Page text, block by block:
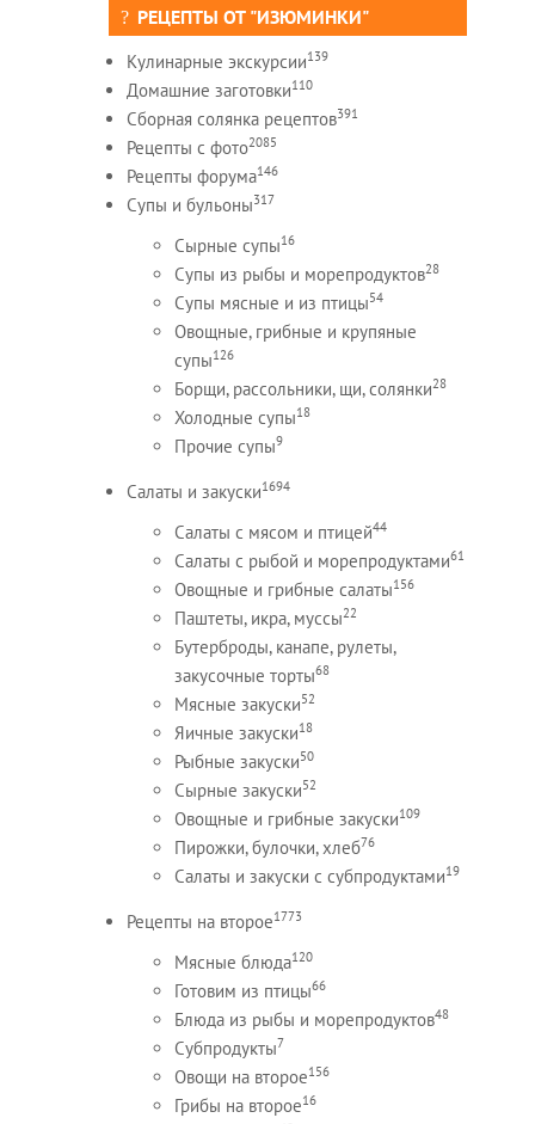
РЕЦЕПТЫ ОТ "ИЗЮМИНКИ"
Кулинарные экскурсии139
Домашние заготовки110
Сборная солянка рецептов391
Рецепты c фото2085
Рецепты форума146
Супы и бульоны317
Сырные супы16
Супы из рыбы и морепродуктов28
Супы мясные и из птицы54
Овощные, грибные и крупяные
супы126
Борщи, рассольники, щи, солянки28
Холодные супы18
Прочие супы9
Салаты и закуски1694
Салаты с мясом и птицей44
Салаты с рыбой и морепродуктами61
Овощные и грибные салаты156
Паштеты, икра, муссы22
Бутерброды, канапе, рулеты,
закусочные торты68
Мясные закуски52
Яичные закуски18
Рыбные закуски50
Сырные закуски52
Овощные и грибные закуски109
Пирожки, булочки, хлеб76
Салаты и закуски с субпродуктами19
Рецепты на второе1773
Мясные блюда120
Готовим из птицы66
Блюда из рыбы и морепродуктов48
Субпродукты7
Овощи на второе156
Грибы на второе16